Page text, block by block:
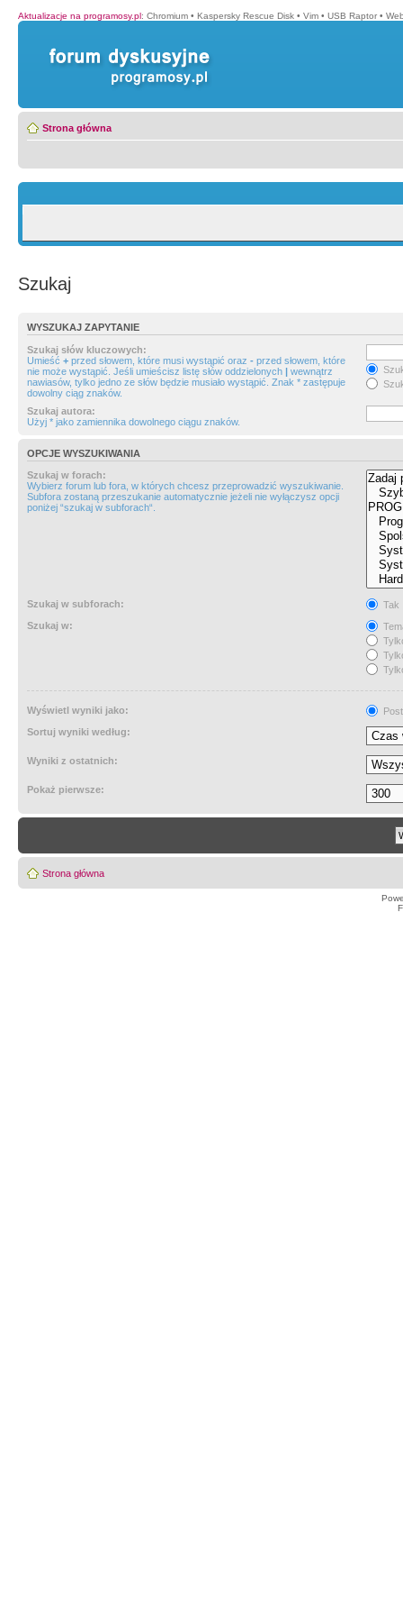
Aktualizacje na programosy.pl: Chromium • Kaspersky Rescue Disk • Vim • USB Raptor •
Strona główna
Szukaj
WYSZUKAJ ZAPYTANIE
Szukaj słów kluczowych:
Umieść + przed słowem, które musi wystąpić oraz - przed słowem, które
nie może wystąpić. Jeśli umieścisz listę słów oddzielonych | wewnątrz
nawiasów, tylko jedno ze słów będzie musiało wystąpić. Znak * zastępuje
dowolny ciąg znaków.
Szukaj autora:
Użyj * jako zamiennika dowolnego ciągu znaków.
OPCJE WYSZUKIWANIA
Szukaj w forach:
Wybierz forum lub fora, w których chcesz przeprowadzić wyszukiwanie.
Subfora zostaną przeszukanie automatycznie jeżeli nie wyłączysz opcji
poniżej “szukaj w subforach“.
Szukaj w subforach:
Tak
Szukaj w:
Wyświetl wyniki jako:
Sortuj wyniki według:
Wyniki z ostatnich:
Pokaż pierwsze:
Strona główna